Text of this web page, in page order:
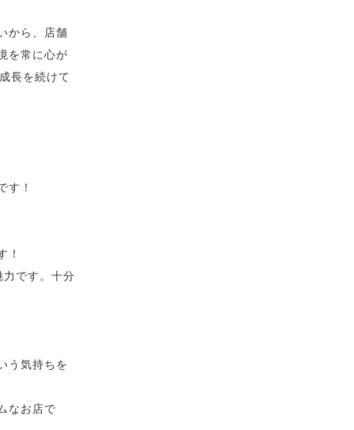
から、店舗
を常に心が
長を続けて
す！
！
です。十分
う気持ちを
なお店で